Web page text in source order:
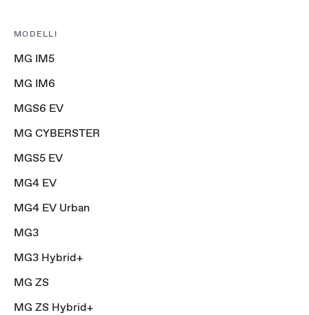
MODELLI
MG IM5
MG IM6
MGS6 EV
MG CYBERSTER
MGS5 EV
MG4 EV
MG4 EV Urban
MG3
MG3 Hybrid+
MG ZS
MG ZS Hybrid+